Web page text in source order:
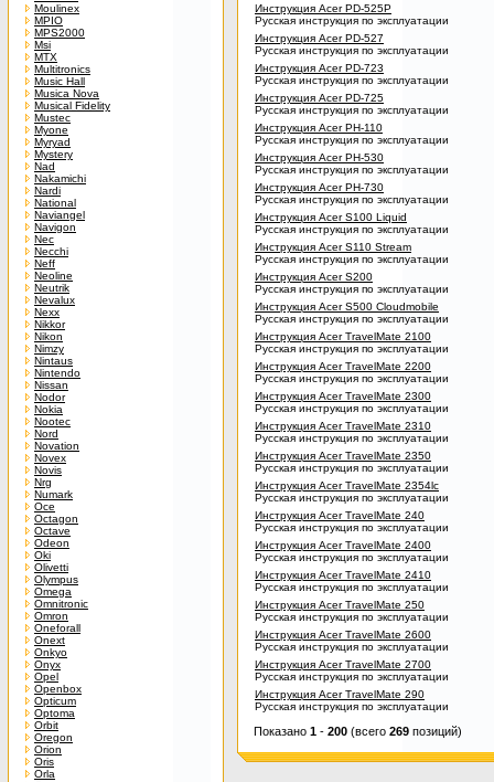
Moulinex
MPIO
MPS2000
Msi
MTX
Multitronics
Music Hall
Musica Nova
Musical Fidelity
Mustec
Myone
Myryad
Mystery
Nad
Nakamichi
Nardi
National
Naviangel
Navigon
Nec
Necchi
Neff
Neoline
Neutrik
Nevalux
Nexx
Nikkor
Nikon
Nimzy
Nintaus
Nintendo
Nissan
Nodor
Nokia
Nootec
Nord
Novation
Novex
Novis
Nrg
Numark
Oce
Octagon
Octave
Odeon
Oki
Olivetti
Olympus
Omega
Omnitronic
Omron
Oneforall
Onext
Onkyo
Onyx
Opel
Openbox
Opticum
Optoma
Orbit
Oregon
Orion
Oris
Orla
Инструкция Acer PD-525P
Русская инструкция по эксплуатации
Инструкция Acer PD-527
Русская инструкция по эксплуатации
Инструкция Acer PD-723
Русская инструкция по эксплуатации
Инструкция Acer PD-725
Русская инструкция по эксплуатации
Инструкция Acer PH-110
Русская инструкция по эксплуатации
Инструкция Acer PH-530
Русская инструкция по эксплуатации
Инструкция Acer PH-730
Русская инструкция по эксплуатации
Инструкция Acer S100 Liquid
Русская инструкция по эксплуатации
Инструкция Acer S110 Stream
Русская инструкция по эксплуатации
Инструкция Acer S200
Русская инструкция по эксплуатации
Инструкция Acer S500 Cloudmobile
Русская инструкция по эксплуатации
Инструкция Acer TravelMate 2100
Русская инструкция по эксплуатации
Инструкция Acer TravelMate 2200
Русская инструкция по эксплуатации
Инструкция Acer TravelMate 2300
Русская инструкция по эксплуатации
Инструкция Acer TravelMate 2310
Русская инструкция по эксплуатации
Инструкция Acer TravelMate 2350
Русская инструкция по эксплуатации
Инструкция Acer TravelMate 2354lc
Русская инструкция по эксплуатации
Инструкция Acer TravelMate 240
Русская инструкция по эксплуатации
Инструкция Acer TravelMate 2400
Русская инструкция по эксплуатации
Инструкция Acer TravelMate 2410
Русская инструкция по эксплуатации
Инструкция Acer TravelMate 250
Русская инструкция по эксплуатации
Инструкция Acer TravelMate 2600
Русская инструкция по эксплуатации
Инструкция Acer TravelMate 2700
Русская инструкция по эксплуатации
Инструкция Acer TravelMate 290
Русская инструкция по эксплуатации
Показано 1 - 200 (всего 269 позиций)